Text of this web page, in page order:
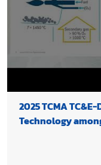
2025 TCMA
Technology